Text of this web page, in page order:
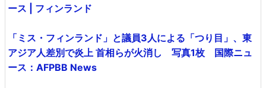
ース | フィンランド
「ミス・フィンランド」と議員3人による「つり目」、東
アジア人差別で炎上 首相らが火消し 写真1枚 国際ニュ
ース：AFPBB News